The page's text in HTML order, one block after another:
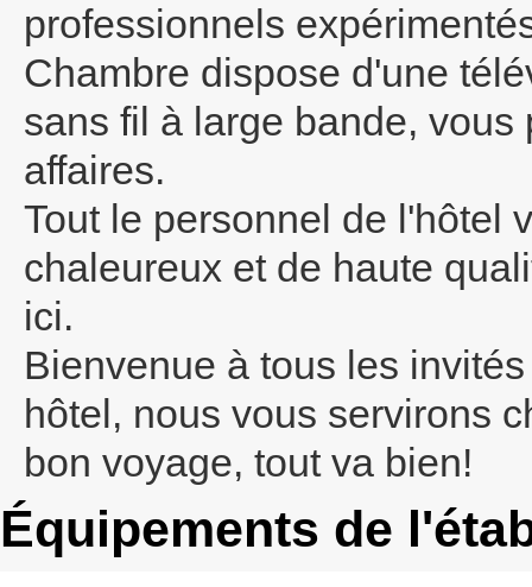
professionnels
Chambre dispose d'une
sans fil à large bande,
affaires.
Tout le personnel de l'hôtel
chaleureux et de haute
ici.
Bienvenue à tous les
hôtel, nous vous servirons
bon voyage, tout va bien!
Équipements de